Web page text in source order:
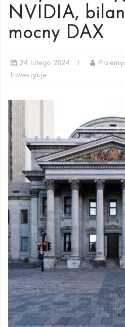
NVIDIA,
mocny DAX
24 lutego 2024
Inwestycje